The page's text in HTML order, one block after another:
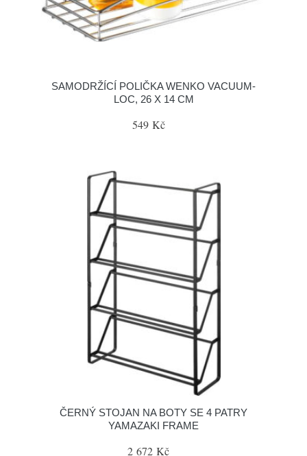
SAMODRŽÍCÍ POLIČKA WENKO VACUUM-
LOC, 26 X 14 CM
549 Kč
ČERNÝ STOJAN NA BOTY SE 4 PATRY
YAMAZAKI FRAME
2 672 Kč